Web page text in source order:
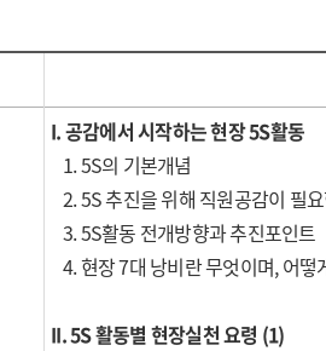
I.공감에서 시작하는 현장5S활동
1. 5S의 기본개념
2. 5S 추진을 위해 직원공감이 필
3. 5S활동 전개방향과 추진포인트
4. 현장 7대 낭비란 무엇이며, 어떻
II.5S활동별 현장실천 요령 (1)